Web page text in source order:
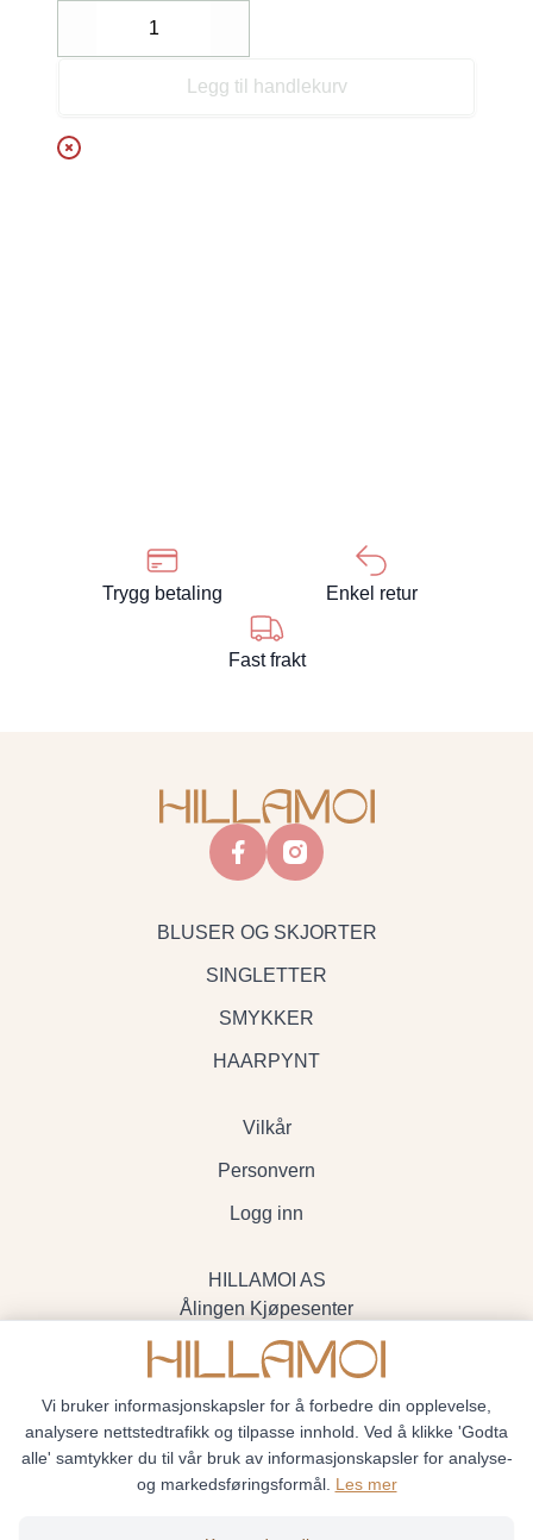
Decrease
Legg til handlekurv
Trygg betaling Enkel retur
Fast frakt
facebookinstagram
BLUSER OG SKJORTER
SINGLETTER
SMYKKER
HAARPYNT
Vilkår
Personvern
Logg inn
HILLAMOI AS
Ålingen Kjøpesenter
Myrenvegen 19, 3570 Ål
- Org.nr. 928705234
Vi bruker informasjonskapsler for å forbedre din opplevelse,
analysere nettstedtrafikk og tilpasse innhold. Ved å klikke 'Godta
alle' samtykker du til vår bruk av informasjonskapsler for analyse-
og markedsføringsformål. Les mer